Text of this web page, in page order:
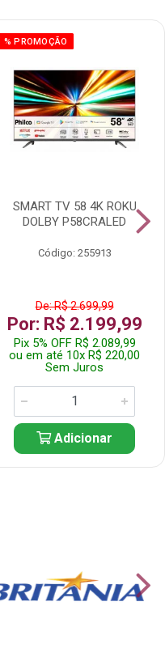
% PROMOÇÃO
SMART TV 58 4K ROKU
DOLBY P58CRALED
Código: 255913
De: R$ 2.699,99
Por: R$ 2.199,99
Pix 5% OFF R$ 2.089,99
ou em até 10x R$ 220,00
Sem Juros
Adicionar